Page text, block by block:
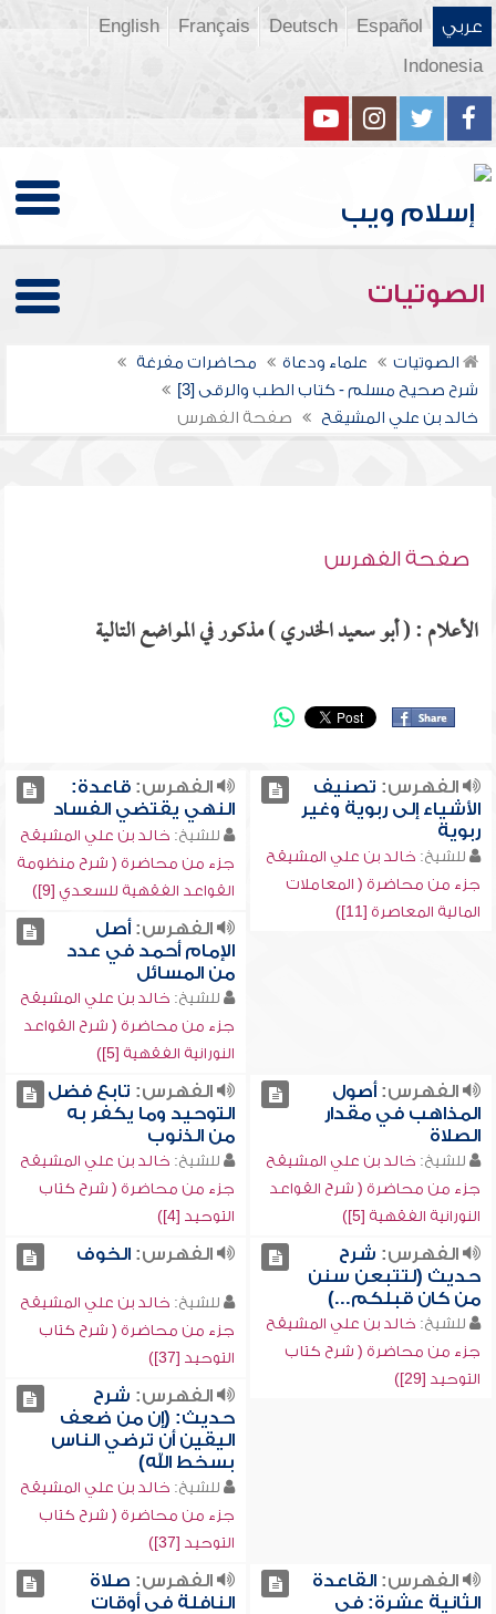
عربي Español
Deutsch
Français
English
Indonesia
الصوتيات
الصوتيات علماء ودعاة
محاضرات مفرغة
شرح صحيح مسلم - كتاب الطب والرقى [3]
خالد بن علي المشيقح
صفحة الفهرس
صفحة الفهرس
الأعلام : ( أبو سعيد الخدري ) مذكور في المواضع التالية
الفهرس: تصنيف
الأشياء إلى ربوية وغير
ربوية
للشيخ: خالد بن علي المشيقح
جزء من محاضرة ( المعاملات
المالية المعاصرة [11])
الفهرس:قاعدة:
النهي يقتضي الفساد
للشيخ: خالد بن علي المشيقح
جزء من محاضرة ( شرح منظومة
القواعد الفقهية للسعدي [9])
الفهرس:أصل
الإمام أحمد في عدد
من المسائل
للشيخ: خالد بن علي المشيقح
جزء من محاضرة ( شرح القواعد
النورانية الفقهية [5])
الفهرس:أصول
المذاهب في مقدار
الصلاة
للشيخ: خالد بن علي المشيقح
جزء من محاضرة ( شرح القواعد
النورانية الفقهية [5])
الفهرس: تابع فضل
التوحيد وما يكفر به
من الذنوب
للشيخ: خالد بن علي المشيقح
جزء من محاضرة ( شرح كتاب
التوحيد [4])
الفهرس: شرح
حديث (لتتبعن سنن
من كان قبلكم...)
للشيخ: خالد بن علي المشيقح
جزء من محاضرة ( شرح كتاب
التوحيد [29])
الفهرس:الخوف
للشيخ: خالد بن علي المشيقح
جزء من محاضرة ( شرح كتاب
التوحيد [37])
الفهرس: شرح
حديث: (إن من ضعف
اليقين أن ترضي الناس
بسخط الله)
للشيخ: خالد بن علي المشيقح
جزء من محاضرة ( شرح كتاب
التوحيد [37])
الفهرس:القاعدة
الثانية عشرة: في
الفهرس: صلاة
النافلة في أوقات